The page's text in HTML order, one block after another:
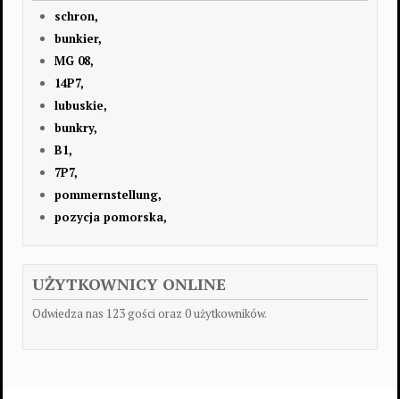
schron,
bunkier,
MG 08,
14P7,
lubuskie,
bunkry,
B1,
7P7,
pommernstellung,
pozycja pomorska,
UŻYTKOWNICY ONLINE
Odwiedza nas 123 gości oraz 0 użytkowników.